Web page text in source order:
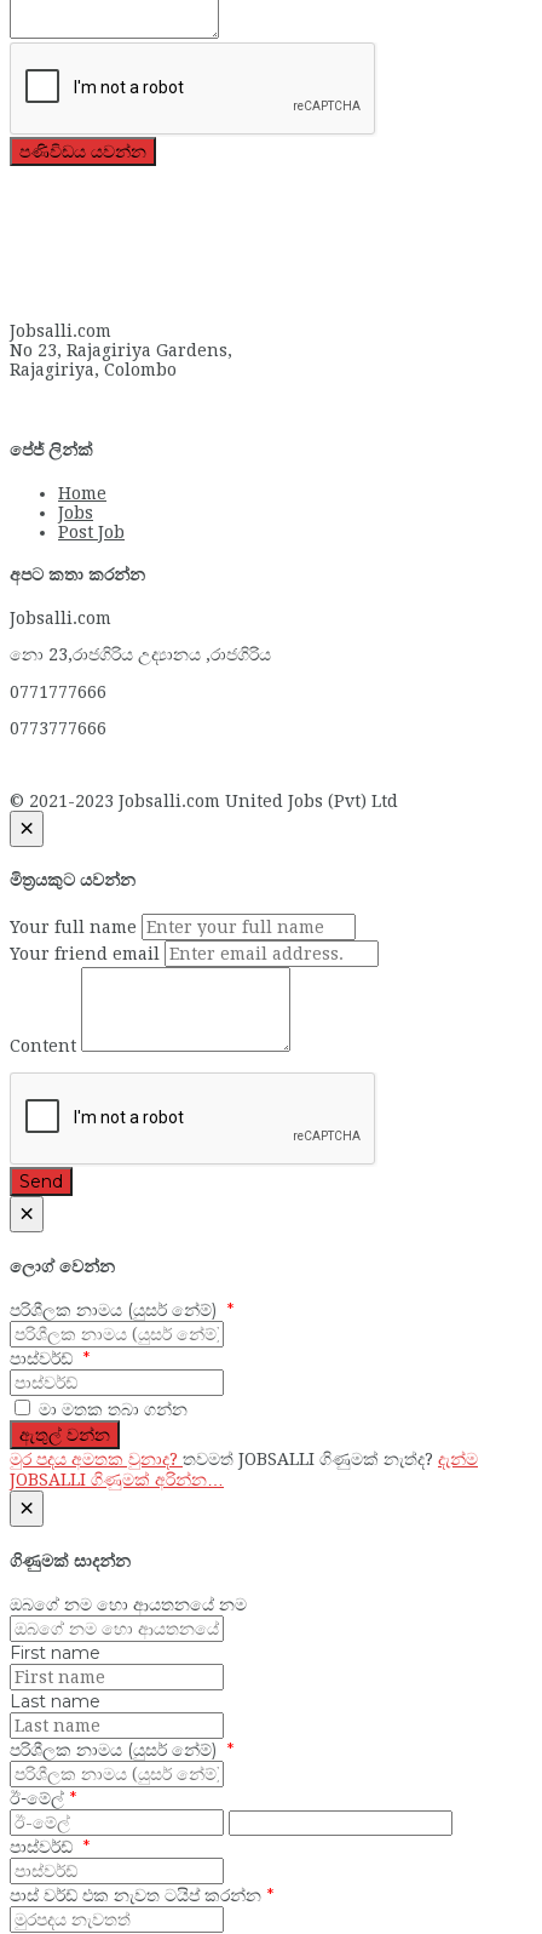
පණිවිඩය යවන්න
Jobsalli.com
No 23, Rajagiriya Gardens,
Rajagiriya, Colombo
පේජ් ලින්ක්
Home
Jobs
Post Job
අපට කතා කරන්න
Jobsalli.com
නො 23,රාජගිරිය උද්‍යානය ,රාජගිරිය
0771777666
0773777666
© 2021-2023 Jobsalli.com United Jobs (Pvt) Ltd
×
මිත්‍රයකුට යවන්න
Your full name
Your friend email
Content
Send
×
ලොග් වෙන්න
පරිශීලක නාමය (යුසර් නේම්)
පාස්වර්ඩ්
මා මතක තබා ගන්න
ඇතුල් වන්න
මුර පදය අමතක වුනාද? තවමත් JOBSALLI ගිණුමක් නැත්ද? දැන්ම
JOBSALLI ගිණුමක් අරින්න…
×
ගිණුමක් සාදන්න
ඔබගේ නම හො ආයතනයේ නම
First name
Last name
පරිශීලක නාමය (යුසර් නේම්)
ඊ-මේල්
පාස්වර්ඩ්
පාස් වර්ඩ් එක නැවත ටයිප් කරන්න